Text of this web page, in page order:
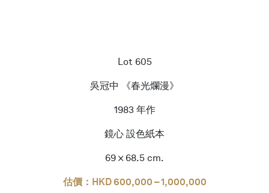
Lot 605
吳冠中 《春光爛漫》
1983 年作
鏡心 設色紙本
69 × 68.5 cm.
估價：HKD 600,000 – 1,000,000